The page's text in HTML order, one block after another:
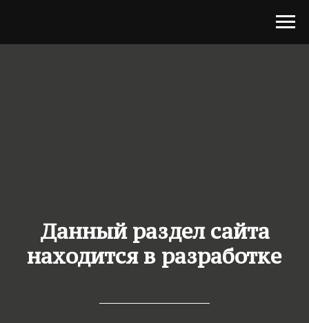
Данный раздел сайта
находится в разработке